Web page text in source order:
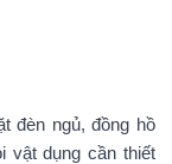
đèn ngủ, đồng hồ
vật dụng cần thiết